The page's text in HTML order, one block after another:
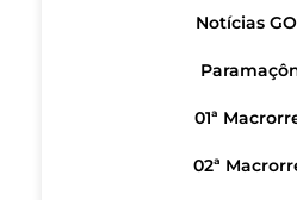
Notícias
01ª
02ª